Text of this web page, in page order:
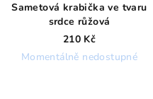
Sametová krabička ve tvaru
srdce růžová
210 Kč
Momentálně nedostupné